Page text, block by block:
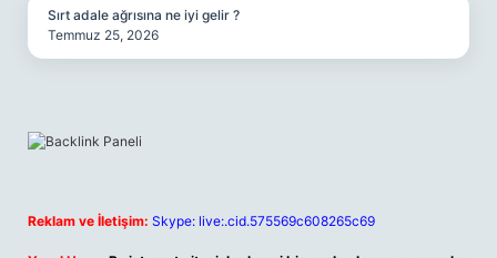
Sırt adale ağrısına ne iyi gelir ?
Temmuz 25, 2026
Reklam ve İletişim: Skype: live:.cid.575569c608265c69